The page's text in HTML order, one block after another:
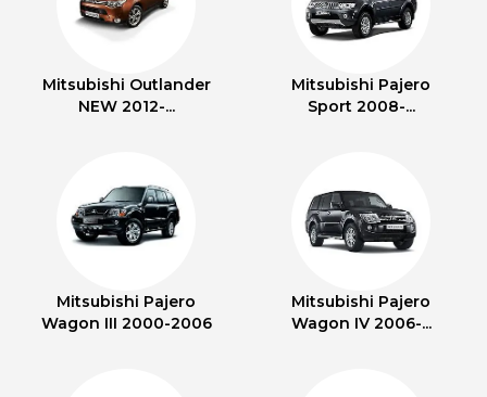
Mitsubishi Outlander
NEW 2012-...
Mitsubishi Pajero
Sport 2008-...
Mitsubishi Pajero
Wagon III 2000-2006
Mitsubishi Pajero
Wagon IV 2006-...